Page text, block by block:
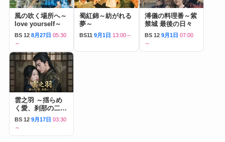
風の吹く場所へ～
love yourself～
BS 12 8月27日 05:30
～
蜀紅錦～紡がれる
夢～
BS11 9月1日 13:00～
溥儀の料理番～紫
禁城 最後の日々
BS 12 9月1日 07:00
～
雲之羽 ～揺らめ
く愛、刹那の二人
～
BS 12 9月17日 03:30
～